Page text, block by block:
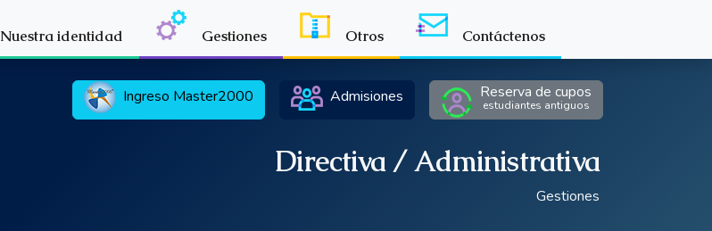
Nuestra identidad Gestiones Otros Contáctenos
Ingreso Master2000 Admisiones Reserva de cupos
estudiantes antiguos
Directiva / Administrativa
Gestiones